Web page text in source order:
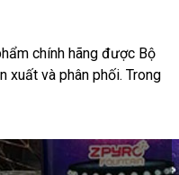
chính hãng được Bộ
xuất và phân phối. Trong